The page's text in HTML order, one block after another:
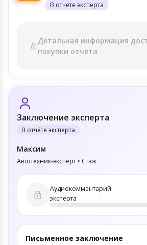
В отчёте эксперта
Детальная информация
покупки отчета
Заключение эксперта
В отчёте эксперта
Максим
Автотехник-эксперт • Стаж
Аудиокомментарий
эксперта
Письменное заключение